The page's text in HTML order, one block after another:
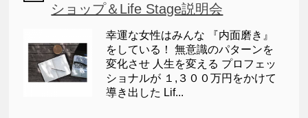
ショップ＆Life Stage説明会
幸運な女性はみんな 『内面磨き』
をしている！ 無意識のパターンを
変化させ 人生を変える プロフェッ
ショナルが １,３００万円をかけて
導き出した Lif...